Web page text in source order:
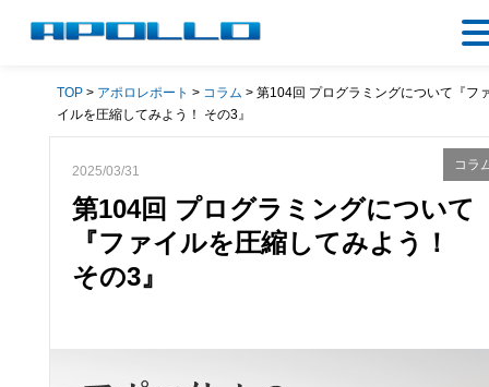
TOP > アポロレポート > コラム > 第104回 プログラミングについて『フ
イルを圧縮してみよう！ その3』
コラ
2025/03/31
第104回 プログラミングについて
『ファイルを圧縮してみよう！
その3』